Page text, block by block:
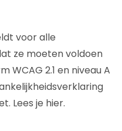
voor alle
ze moeten voldoen
WCAG 2.1 en niveau A
Lees je hier.